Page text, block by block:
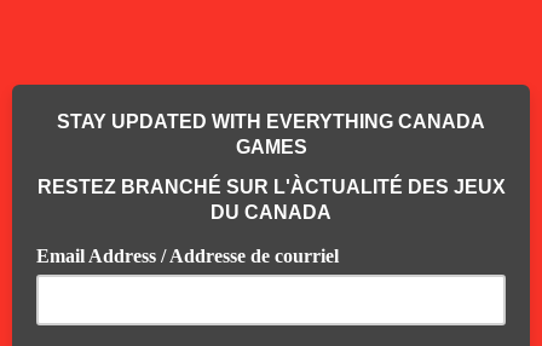
STAY UPDATED WITH EVERYTHING CANADA
GAMES
RESTEZ BRANCHÉ SUR L'ÀCTUALITÉ DES JEUX
DU CANADA
Email Address / Addresse de courriel